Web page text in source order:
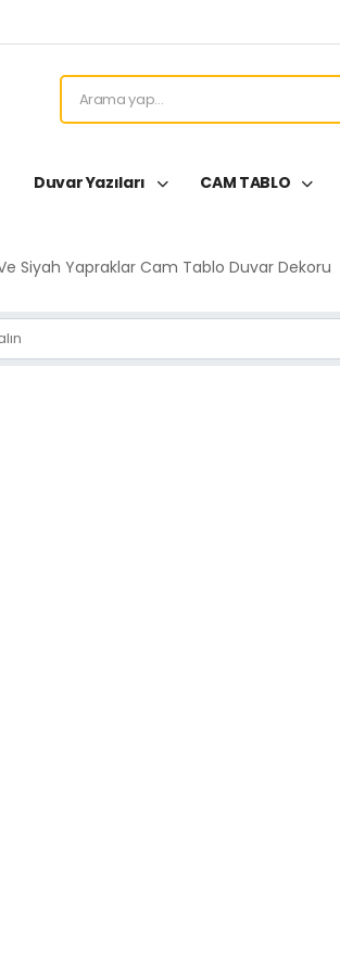
Duvar Yazıları CAM TABLO